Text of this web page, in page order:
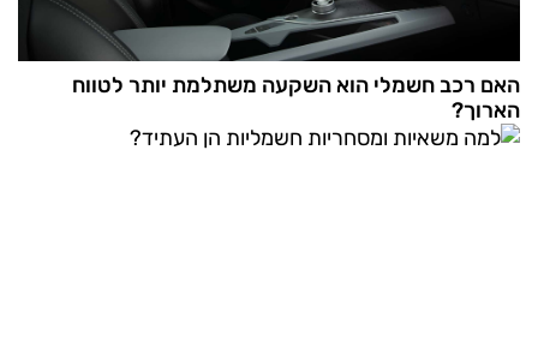
האם רכב חשמלי הוא השקעה משתלמת יותר לטווח
הארוך?